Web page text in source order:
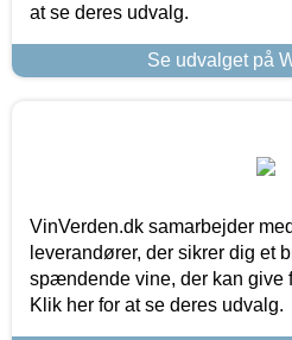
at se deres udvalg.
Se udvalget på
VinVerden.dk samarbejder
leverandører, der sikrer dig et
spændende vine, der kan give
Klik her for at se deres udvalg.